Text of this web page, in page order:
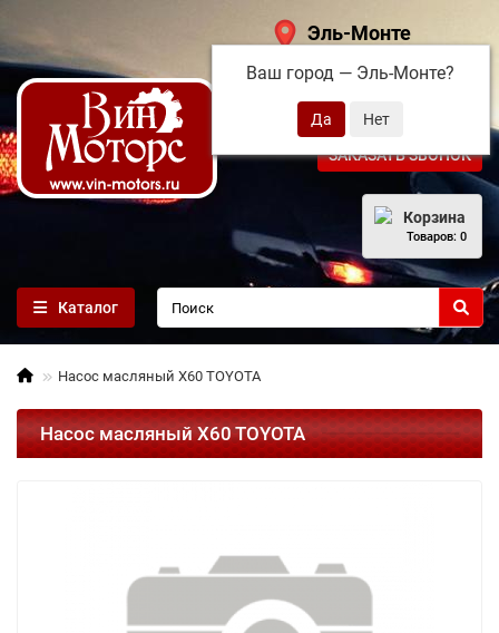
Эль-Монте
Ваш город — Эль-Монте?
+7 (495) 108-68-71
ЗАКАЗАТЬ ЗВОНОК
Корзина
Товаров: 0
Каталог
Насос масляный X60 TOYOTA
Насос масляный X60 TOYOTA